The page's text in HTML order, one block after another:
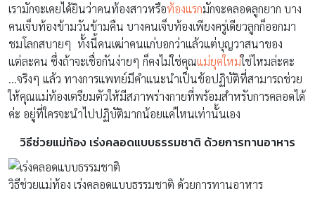
เรามักจะเคยได้ยินว่าคนท้องสาวหรือท้องแรกมักจะคลอดลูกยาก บาง
คนเจ็บท้องข้ามวันข้ามคืน บางคนเจ็บท้องเพียงครู่เดียวลูกก็ออกมา
ชมโลกสบายๆ ทั้งนี้คนเฒ่าคนแก่บอกว่าแล้วแต่บุญวาสนาของ
แต่ละคน ซึ่งถ้าจะเชื่อกันง่ายๆ ก็คงไม่ใช่คุณแม่ยุคใหม่ใช่ไหมล่ะคะ
…จริงๆ แล้ว ทางการแพทย์มีคำแนะนำเป็นข้อปฏิบัติที่สามารถช่วย
ให้คุณแม่ท้องเตรียมตัวให้มีสภาพร่างกายที่พร้อมสำหรับการคลอดได้
ค่ะ อยู่ที่ใครจะนำไปปฏิบัติมากน้อยแค่ไหนเท่านั้นเอง
วิธีช่วยแม่ท้อง เร่งคลอดแบบธรรมชาติ ด้วยการทานอาหาร
วิธีช่วยแม่ท้อง เร่งคลอดแบบธรรมชาติ ด้วยการทานอาหาร